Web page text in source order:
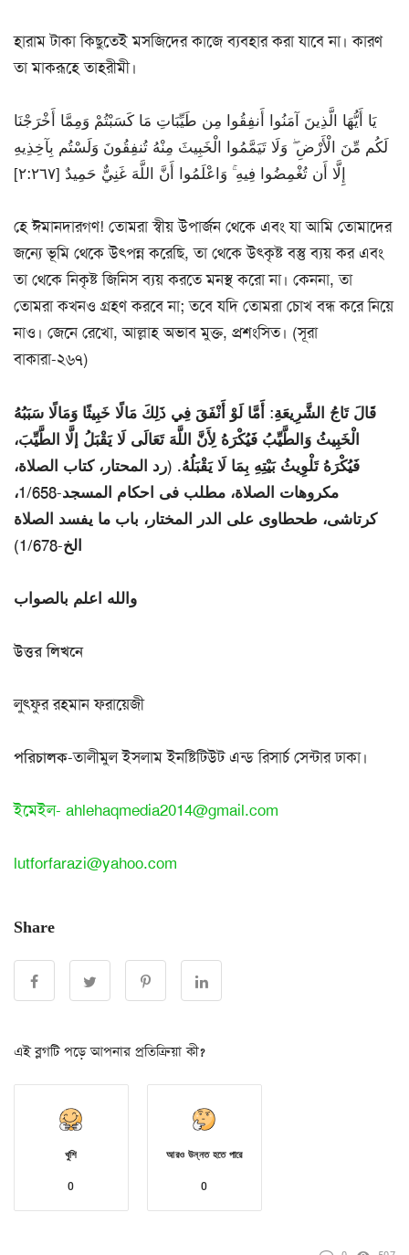
হারাম টাকা কিছুতেই মসজিদের কাজে ব্যবহার করা যাবে না। কারণ
তা মাকরূহে তাহরীমী।
يَا أَيُّهَا الَّذِينَ آمَنُوا أَنفِقُوا مِن طَيِّبَاتِ مَا كَسَبْتُمْ وَمِمَّا أَخْرَجْنَا
لَكُم مِّنَ الْأَرْضِ ۖ وَلَا تَيَمَّمُوا الْخَبِيثَ مِنْهُ تُنفِقُونَ وَلَسْتُم بِآخِذِيهِ
إِلَّا أَن تُغْمِضُوا فِيهِ ۚ وَاعْلَمُوا أَنَّ اللَّهَ غَنِيٌّ حَمِيدٌ [٢:٢٦٧]
হে ঈমানদারগণ! তোমরা স্বীয় উপার্জন থেকে এবং যা আমি তোমাদের
জন্যে ভূমি থেকে উৎপন্ন করেছি, তা থেকে উৎকৃষ্ট বস্তু ব্যয় কর এবং
তা থেকে নিকৃষ্ট জিনিস ব্যয় করতে মনস্থ করো না। কেননা, তা
তোমরা কখনও গ্রহণ করবে না; তবে যদি তোমরা চোখ বন্ধ করে নিয়ে
নাও। জেনে রেখো, আল্লাহ অভাব মুক্ত, প্রশংসিত। (সূরা
বাকারা-২৬৭)
قَالَ تَاجُ الشَّرِيعَةِ: أَمَّا لَوْ أَنْفَقَ فِي ذَلِكَ مَالًا خَبِيثًا وَمَالًا سَبَبُهُ
الْخَبِيثُ وَالطَّيِّبُ فَيُكْرَهُ لِأَنَّ اللَّهَ تَعَالَى لَا يَقْبَلُ إلَّا الطَّيِّبَ،
فَيُكْرَهُ تَلْوِيثُ بَيْتِهِ بِمَا لَا يَقْبَلُهُ. (رد المحتار، كتاب الصلاة،
مكروهات الصلاة، مطلب فى احكام المسجد-1/658،
كرتاشى، طحطاوى على الدر المختار، باب ما يفسد الصلاة
الخ-1/678)
والله اعلم بالصواب
উত্তর লিখনে
লুৎফুর রহমান ফরায়েজী
পরিচালক-তালীমুল ইসলাম ইনষ্টিটিউট এন্ড রিসার্চ সেন্টার ঢাকা।
ইমেইল- ahlehaqmedia2014@gmail.com
lutforfarazi@yahoo.com
Share
এই ব্লগটি পড়ে আপনার প্রতিক্রিয়া কী?
খুশি
0
আরও উন্নত হতে পারে
0